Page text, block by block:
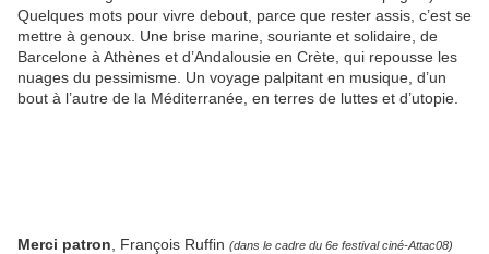
Quelques mots pour vivre debout, parce que rester assis, c’est se
mettre à genoux. Une brise marine, souriante et solidaire, de
Barcelone à Athènes et d’Andalousie en Crète, qui repousse les
nuages du pessimisme. Un voyage palpitant en musique, d’un
bout à l’autre de la Méditerranée, en terres de luttes et d’utopie.
Merci patron , François Ruffin (dans le cadre du 6e festival ciné-Attac08)